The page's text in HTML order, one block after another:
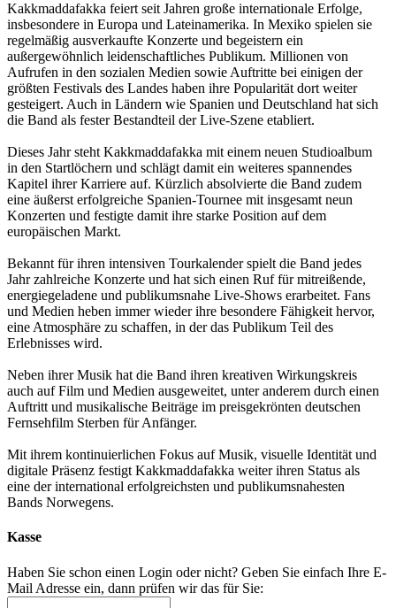
Kakkmaddafakka feiert seit Jahren große internationale Erfolge,
insbesondere in Europa und Lateinamerika. In Mexiko spielen sie
regelmäßig ausverkaufte Konzerte und begeistern ein
außergewöhnlich leidenschaftliches Publikum. Millionen von
Aufrufen in den sozialen Medien sowie Auftritte bei einigen der
größten Festivals des Landes haben ihre Popularität dort weiter
gesteigert. Auch in Ländern wie Spanien und Deutschland hat sich
die Band als fester Bestandteil der Live-Szene etabliert.
Dieses Jahr steht Kakkmaddafakka mit einem neuen Studioalbum
in den Startlöchern und schlägt damit ein weiteres spannendes
Kapitel ihrer Karriere auf. Kürzlich absolvierte die Band zudem
eine äußerst erfolgreiche Spanien-Tournee mit insgesamt neun
Konzerten und festigte damit ihre starke Position auf dem
europäischen Markt.
Bekannt für ihren intensiven Tourkalender spielt die Band jedes
Jahr zahlreiche Konzerte und hat sich einen Ruf für mitreißende,
energiegeladene und publikumsnahe Live-Shows erarbeitet. Fans
und Medien heben immer wieder ihre besondere Fähigkeit hervor,
eine Atmosphäre zu schaffen, in der das Publikum Teil des
Erlebnisses wird.
Neben ihrer Musik hat die Band ihren kreativen Wirkungskreis
auch auf Film und Medien ausgeweitet, unter anderem durch einen
Auftritt und musikalische Beiträge im preisgekrönten deutschen
Fernsehfilm Sterben für Anfänger.
Mit ihrem kontinuierlichen Fokus auf Musik, visuelle Identität und
digitale Präsenz festigt Kakkmaddafakka weiter ihren Status als
eine der international erfolgreichsten und publikumsnahesten
Bands Norwegens.
Kasse
Haben Sie schon einen Login oder nicht? Geben Sie einfach Ihre E-
Mail Adresse ein, dann prüfen wir das für Sie: